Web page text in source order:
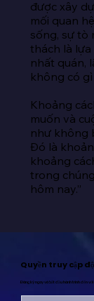
được xây
mối quan
sống, sự tò
thách là
nhất quán,
không có
Khoảng
muốn và
như không
Đó là
khoảng
trong
hôm nay.”
Quyền truy cập
Đăng ký ngay và bắt đầu hành trình đến